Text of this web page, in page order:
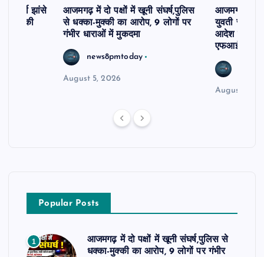
फर्जी झांसे
लाख की
आजमगढ़ में दो पक्षों में खूनी संघर्ष,पुलिस
से धक्का-मुक्की का आरोप, 9 लोगों पर
गंभीर धाराओं में मुकदमा
news8pmtoday
August 5, 2026
आजमगढ़ दो
युवती से
आदेश पर 10
एफआईआर
August 5,
Popular Posts
1
आजमगढ़ में दो पक्षों में खूनी संघर्ष,पुलिस से
धक्का-मुक्की का आरोप, 9 लोगों पर गंभीर